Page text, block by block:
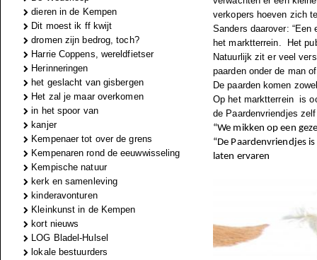
dieren in de Kempen
Dit moest ik ff kwijt
dromen zijn bedrog, toch?
Harrie Coppens, wereldfietser
Herinneringen
het geslacht van gisbergen
Het zal je maar overkomen
in het spoor van
kanjer
Kempenaer tot over de grens
Kempenaren rond de eeuwwisseling
Kempische natuur
kerk en samenleving
kinderavonturen
Kleinkunst in de Kempen
kort nieuws
LOG Bladel-Hulsel
lokale bestuurders
verkopers hoeven zich
Sanders daarover:
het marktterrein.
Het
Natuurlijk zit er veel
paarden onder de man
De paarden komen
Op het marktterrein is
de Paardenvriendjes
“We mikken op een
“De Paardenvriendjes
laten ervaren